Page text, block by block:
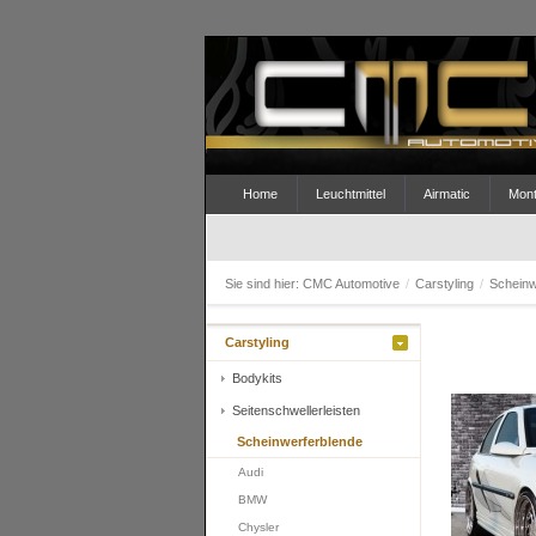
Home Leuchtmittel Airmatic
Sie sind hier: CMC Automotive / Carstyling /
Carstyling
Bodykits
Seitenschwellerleisten
Scheinwerferblende
Audi
BMW
Chysler